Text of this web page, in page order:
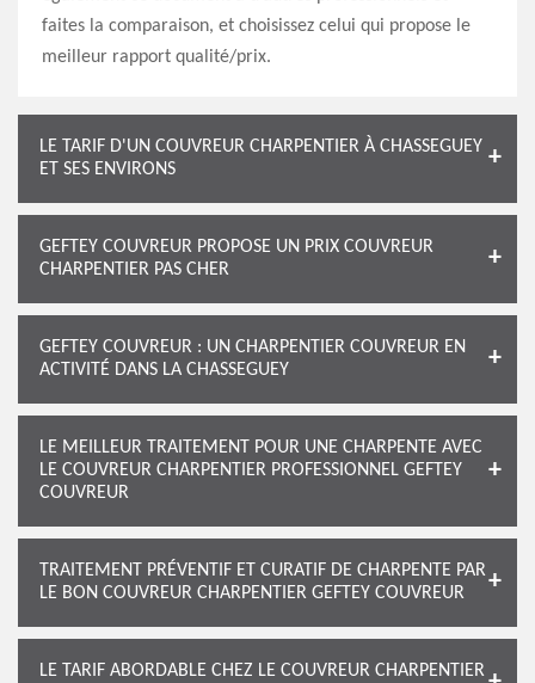
faites la comparaison, et choisissez celui qui propose le
meilleur rapport qualité/prix.
LE TARIF D'UN COUVREUR CHARPENTIER À CHASSEGUEY
ET SES ENVIRONS
GEFTEY COUVREUR PROPOSE UN PRIX COUVREUR
CHARPENTIER PAS CHER
GEFTEY COUVREUR : UN CHARPENTIER COUVREUR EN
ACTIVITÉ DANS LA CHASSEGUEY
LE MEILLEUR TRAITEMENT POUR UNE CHARPENTE AVEC
LE COUVREUR CHARPENTIER PROFESSIONNEL GEFTEY
COUVREUR
TRAITEMENT PRÉVENTIF ET CURATIF DE CHARPENTE PAR
LE BON COUVREUR CHARPENTIER GEFTEY COUVREUR
LE TARIF ABORDABLE CHEZ LE COUVREUR CHARPENTIER